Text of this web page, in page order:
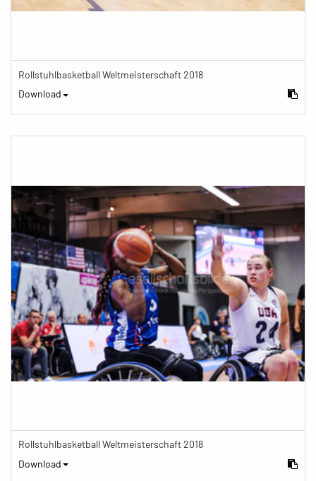
Rollstuhlbasketball Weltmeisterschaft 2018
Download
Rollstuhlbasketball Weltmeisterschaft 2018
Download